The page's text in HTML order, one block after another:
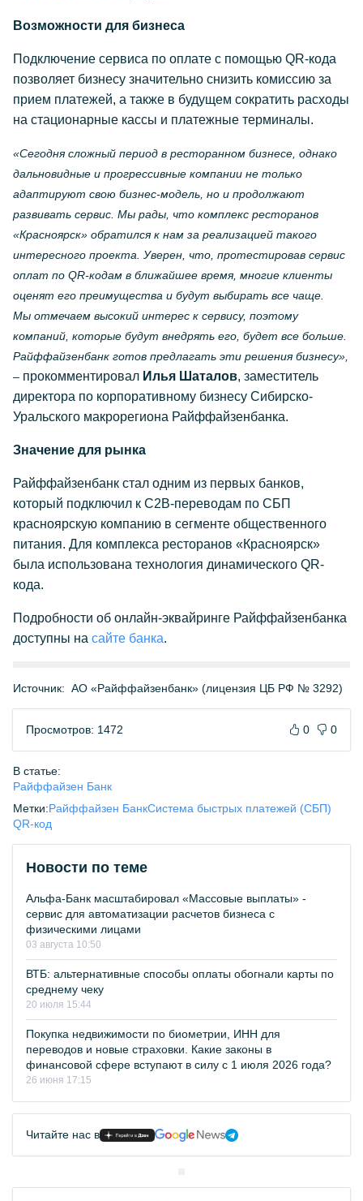
Возможности для бизнеса
Подключение сервиса по оплате с помощью QR-кода
позволяет бизнесу значительно снизить комиссию за
прием платежей, а также в будущем сократить расходы
на стационарные кассы и платежные терминалы.
«Сегодня сложный период в ресторанном бизнесе, однако
дальновидные и прогрессивные компании не только
адаптируют свою бизнес-модель, но и продолжают
развивать сервис. Мы рады, что комплекс ресторанов
«Красноярск» обратился к нам за реализацией такого
интересного проекта. Уверен, что, протестировав сервис
оплат по QR-кодам в ближайшее время, многие клиенты
оценят его преимущества и будут выбирать все чаще.
Мы отмечаем высокий интерес к сервису, поэтому
компаний, которые будут внедрять его, будет все больше.
Райффайзенбанк готов предлагать эти решения бизнесу»,
– прокомментировал Илья Шаталов, заместитель
директора по корпоративному бизнесу Сибирско-
Уральского макрорегиона Райффайзенбанка.
Значение для рынка
Райффайзенбанк стал одним из первых банков,
который подключил к C2B-переводам по СБП
красноярскую компанию в сегменте общественного
питания. Для комплекса ресторанов «Красноярск»
была использована технология динамического QR-
кода.
Подробности об онлайн-эквайринге Райффайзенбанка
доступны на сайте банка.
Источник: АО «Райффайзенбанк» (лицензия ЦБ РФ № 3292)
Просмотров: 1472 0 0
В статье:
Райффайзен Банк
Метки:Райффайзен БанкСистема быстрых платежей (СБП)
QR-код
Новости по теме
Альфа-Банк масштабировал «Массовые выплаты» -
сервис для автоматизации расчетов бизнеса с
физическими лицами
03 августа 10:50
ВТБ: альтернативные способы оплаты обогнали карты по
среднему чеку
20 июля 15:44
Покупка недвижимости по биометрии, ИНН для
переводов и новые страховки. Какие законы в
финансовой сфере вступают в силу с 1 июля 2026 года?
26 июня 17:15
Читайте нас в